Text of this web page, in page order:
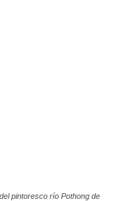
pintoresco río Pothong de